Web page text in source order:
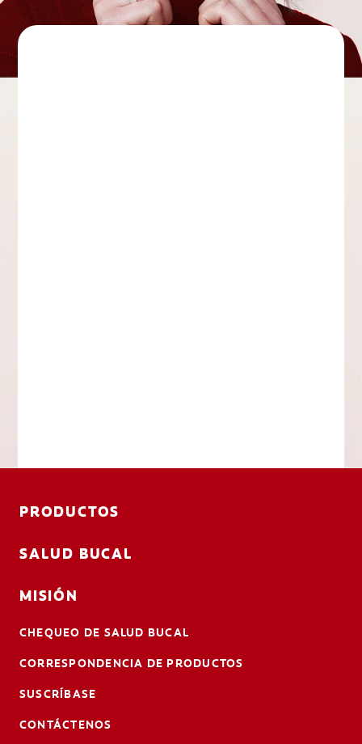
PRODUCTOS
SALUD BUCAL
MISIÓN
CHEQUEO DE SALUD BUCAL
CORRESPONDENCIA DE PRODUCTOS
SUSCRÍBASE
CONTÁCTENOS